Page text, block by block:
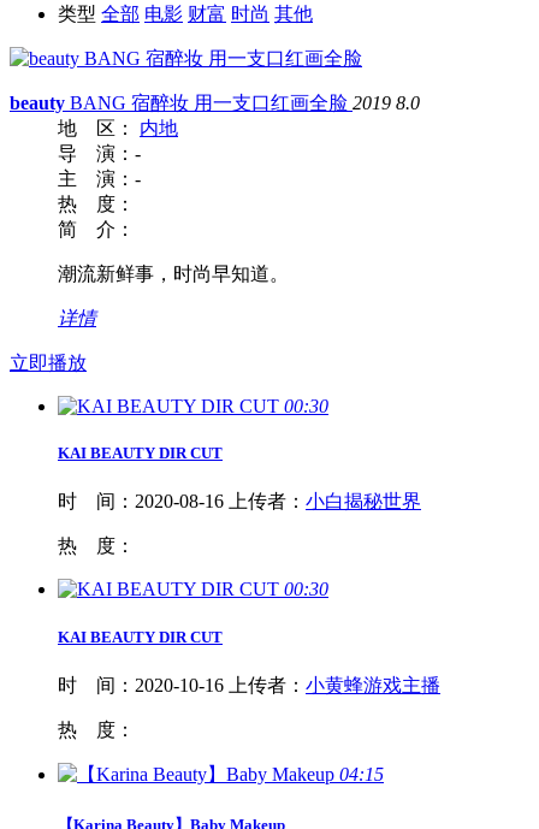
类型 全部 电影 财富 时尚 其他
beauty BANG 宿醉妆 用一支口红画全脸 2019 8.0
地 区：
内地
导 演： -
主 演： -
热 度：
简 介：
潮流新鲜事，时尚早知道。
详情
立即播放
00:30
KAI BEAUTY DIR CUT
时 间： 2020-08-16 上传者： 小白揭秘世界
热 度：
00:30
KAI BEAUTY DIR CUT
时 间： 2020-10-16 上传者： 小黄蜂游戏主播
热 度：
04:15
【Karina Beauty】Baby Makeup